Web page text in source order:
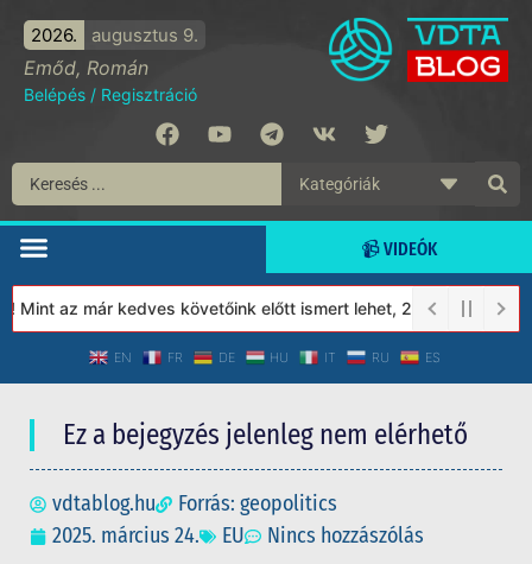
2026. augusztus 9.
Emőd, Román
Belépés / Regisztráció
📹 VIDEÓK
az már kedves követőink előtt ismert lehet, 2023-tól a
EN FR DE HU IT RU ES
Ez a bejegyzés jelenleg nem elérhető
vdtablog.hu
Forrás: geopolitics
2025. március 24.
EU Nincs hozzászólás